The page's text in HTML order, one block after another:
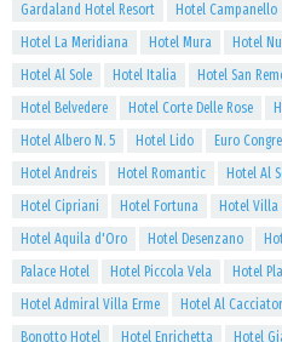
Gardaland Hotel Resort
Hotel Campanello
Hotel La Meridiana
Hotel Mura Hotel
Hotel Al Sole
Hotel Italia Hotel San
Hotel Belvedere
Hotel Corte Delle Rose
Hotel Albero N. 5
Hotel Lido Euro
Hotel Andreis
Hotel Romantic Hotel Al
Hotel Cipriani
Hotel Fortuna Hotel Villa
Hotel Aquila d'Oro
Hotel Desenzano
Palace Hotel
Hotel Piccola Vela Hotel
Hotel Admiral Villa Erme
Hotel Al
Bonotto Hotel
Hotel Enrichetta Hotel